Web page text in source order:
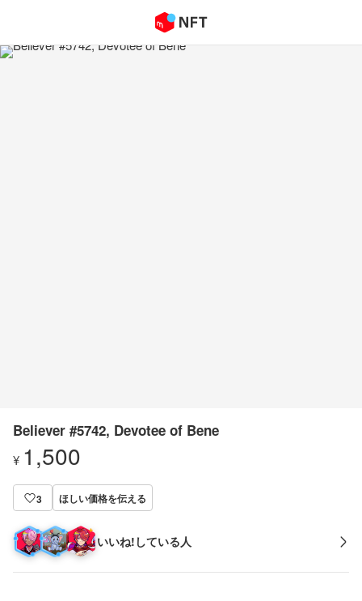
Believer #5742, Devotee of Bene
¥ 1,500
3 ほしい価格を伝える
いいね!している人